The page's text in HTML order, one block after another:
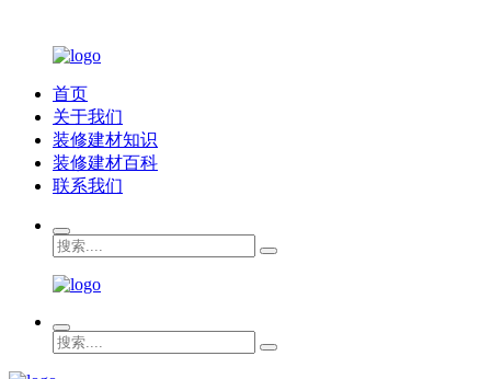
首页
关于我们
装修建材知识
装修建材百科
联系我们